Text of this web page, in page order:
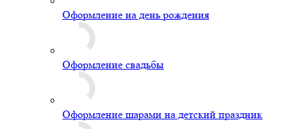
Оформление на день рождения
Оформление свадьбы
Оформление шарами на детский праздник